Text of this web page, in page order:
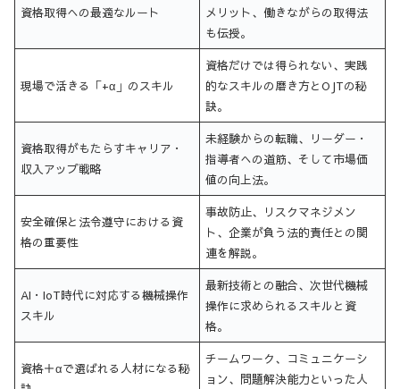
資格取得への最適なルート
メリット、働きながらの取得法
も伝授。
現場で活きる「+α」のスキル
資格だけでは得られない、実践
的なスキルの磨き方とOJTの秘
訣。
資格取得がもたらすキャリア・
収入アップ戦略
未経験からの転職、リーダー・
指導者への道筋、そして市場価
値の向上法。
安全確保と法令遵守における資
格の重要性
事故防止、リスクマネジメン
ト、企業が負う法的責任との関
連を解説。
AI・IoT時代に対応する機械操作
スキル
最新技術との融合、次世代機械
操作に求められるスキルと資
格。
資格＋αで選ばれる人材になる秘
チームワーク、コミュニケーシ
ョン、問題解決能力といった人